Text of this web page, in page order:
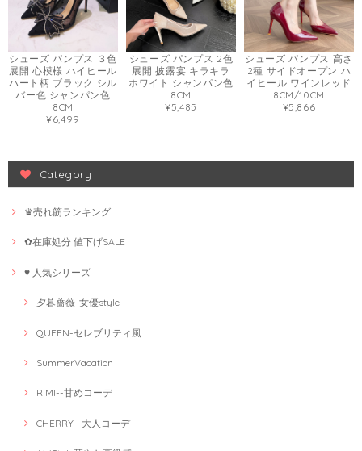
シューズ パンプス ３色
展開 心模様 ハイヒール
ハート柄 ブラック シル
バー色 シャンパン色
8CM
¥6,499
シューズ パンプス 2色
展開 披露宴 キラキラ
ホワイト シャンパン色
8CM
¥5,485
シューズ パンプス 高さ
2種 サイドオープン ハ
イヒール ワインレッド
8CM/10CM
¥5,866
Category
♛売れ筋ランキング
✿在庫処分 値下げSALE
♥ 人気シリーズ
夕暮薔薇-女優style
QUEEN-セレブリティ風
SummerVacation
RIMI--甘めコーデ
CHERRY--大人コーデ